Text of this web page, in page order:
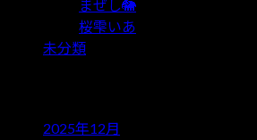
まぜし🐘
桜雫いあ
未分類
2025年12月